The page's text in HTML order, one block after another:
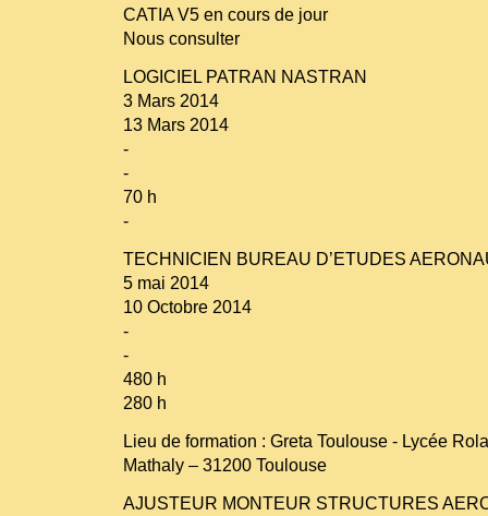
CATIA V5 en cours de jour
Nous consulter
LOGICIEL PATRAN NASTRAN
3 Mars 2014
13 Mars 2014
-
-
70 h
-
TECHNICIEN BUREAU D’ETUDES
5 mai 2014
10 Octobre 2014
-
-
480 h
280 h
Lieu de formation : Greta Toulouse - Lycée
Mathaly – 31200 Toulouse
AJUSTEUR MONTEUR STRUCTURES